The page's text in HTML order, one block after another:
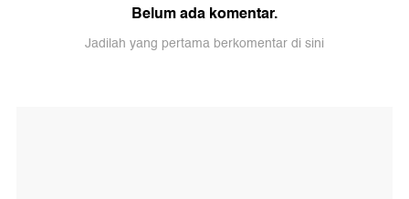
Belum ada komentar.
Jadilah yang pertama berkomentar di sini